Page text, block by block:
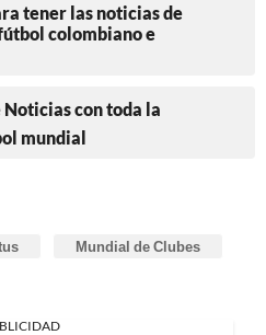
tener las noticias de
colombiano e
Noticias con toda la
mundial
Mundial de Clubes